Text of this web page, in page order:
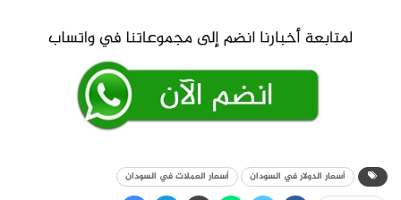
أسعار الدولار في السودان أسعار العملات في السودان